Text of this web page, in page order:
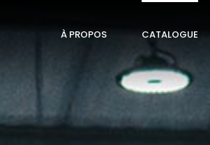
À PROPOS CATALOGUE